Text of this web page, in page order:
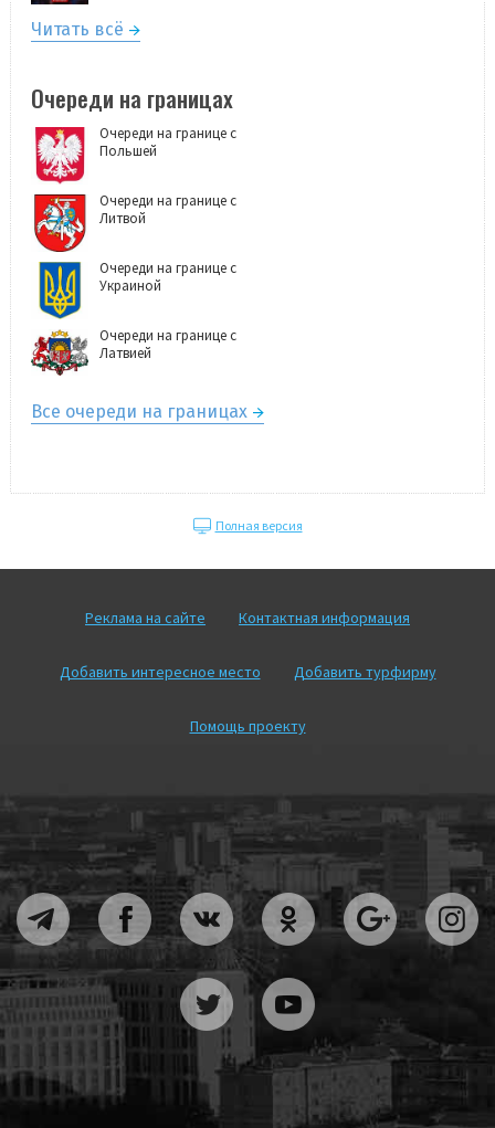
Читать всё
Очереди на границах
Очереди на границе с
Польшей
Очереди на границе с
Литвой
Очереди на границе с
Украиной
Очереди на границе с
Латвией
Все очереди на границах
Полная версия
Реклама на сайте Контактная информация
Добавить интересное место Добавить турфирму
Помощь проекту